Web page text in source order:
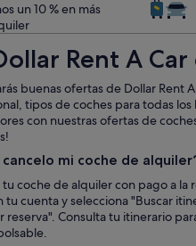
un 10 % en más
Rent A Car
buenas ofertas de Dollar Rent
tipos de coches para todas
con nuestras ofertas de
cancelo mi coche de
tu coche de alquiler con pago a
tu cuenta y selecciona "Buscar
reserva". Consulta tu itinerario